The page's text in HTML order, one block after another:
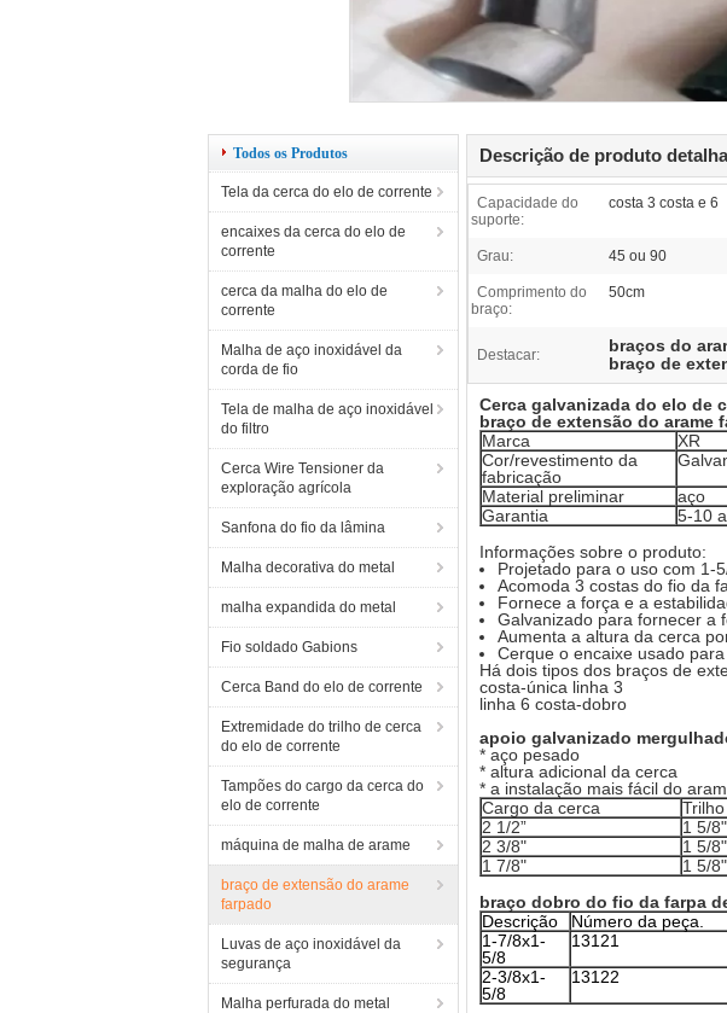
Todos os Produtos
Tela da cerca do elo de corrente
encaixes da cerca do elo de
corrente
cerca da malha do elo de
corrente
Malha de aço inoxidável da
corda de fio
Tela de malha de aço inoxidável
do filtro
Cerca Wire Tensioner da
exploração agrícola
Sanfona do fio da lâmina
Malha decorativa do metal
malha expandida do metal
Fio soldado Gabions
Cerca Band do elo de corrente
Extremidade do trilho de cerca
do elo de corrente
Tampões do cargo da cerca do
elo de corrente
máquina de malha de arame
braço de extensão do arame
farpado
Luvas de aço inoxidável da
segurança
Malha perfurada do metal
Descrição de produto
Capacidade do
suporte:
costa 3 costa e 6
Grau: 45 ou 90
Comprimento do
braço:
50cm
Destacar: braços do
braço de
Cerca galvanizada do elo de
braço de extensão do arame
Marca
XR
Cor/revestimento da
fabricação
Material preliminar
aço
Garantia
5-10
Informações sobre o produto:
Projetado para o uso com 1-
Acomoda 3 costas do fio da
Fornece a força e a
Galvanizado para fornecer a
Aumenta a altura da cerca
Cerque o encaixe usado
Há dois tipos dos braços de
costa-única linha 3
linha 6 costa-dobro
apoio galvanizado
* aço pesado
* altura adicional da cerca
* a instalação mais fácil do
Cargo da cerca
Trilho
2 1/2”
1 5/8"
2 3/8"
1 5/8"
1 7/8"
1 5/8"
braço dobro do fio da farpa
Descrição
Número da peça.
1-7/8x1-
5/8
13121
2-3/8x1-
5/8
13122